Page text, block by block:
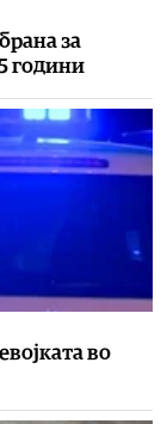
за
години
во